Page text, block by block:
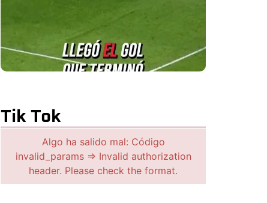
Tik Tok
Algo ha salido mal: Código
invalid_params => Invalid authorization
header. Please check the format.